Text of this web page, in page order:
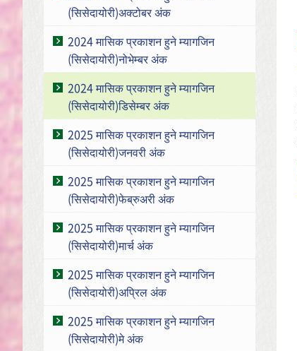
(सिसेदायोरी)अक्टोबर अंक
2024 मासिक प्रकाशन हुने म्यागजिन
(सिसेदायोरी)नोभेम्बर अंक
2024 मासिक प्रकाशन हुने म्यागजिन
(सिसेदायोरी)डिसेम्बर अंक
2025 मासिक प्रकाशन हुने म्यागजिन
(सिसेदायोरी)जनवरी अंक
2025 मासिक प्रकाशन हुने म्यागजिन
(सिसेदायोरी)फेब्रुअरी अंक
2025 मासिक प्रकाशन हुने म्यागजिन
(सिसेदायोरी)मार्च अंक
2025 मासिक प्रकाशन हुने म्यागजिन
(सिसेदायोरी)अप्रिल अंक
2025 मासिक प्रकाशन हुने म्यागजिन
(सिसेदायोरी)मे अंक